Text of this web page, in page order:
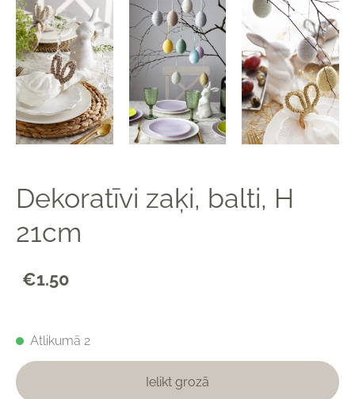
Dekoratīvi zaķi, balti, H
21cm
€1.50
Atlikumā 2
Ielikt grozā